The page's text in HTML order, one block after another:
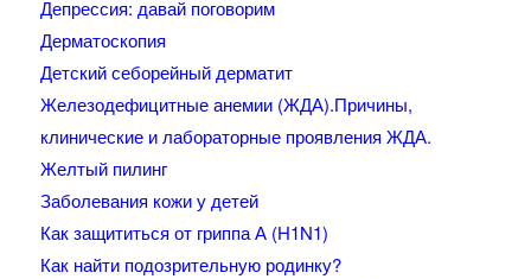
Депрессия: давай поговорим
Дерматоскопия
Детский себорейный дерматит
Железодефицитные анемии (ЖДА).Причины,
клинические и лабораторные проявления ЖДА.
Желтый пилинг
Заболевания кожи у детей
Как защититься от гриппа А (H1N1)
Как найти подозрительную родинку?